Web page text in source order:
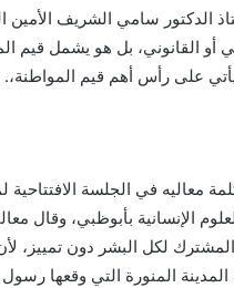
الدكتور سامي الشريف الأمين
أو القانوني، بل هو يشمل قيم
على رأس أهم قيم المواطنة،.
معاليه في الجلسة
الإنسانية بأبوظبي، وقال
لكل البشر دون تمييز،
المدينة المنورة التي وقعها